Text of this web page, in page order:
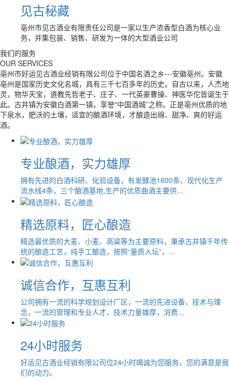
见古秘藏
亳州市见古酒业有限责任公司是一家以生产浓香型白酒为核心业
务，并集包装、销售、研发为一体的大型酒业公司
我们的服务
OUR SERVICES
亳州市好运见古酒业经销有限公司位于中国名酒之乡---安徽亳州。安徽
亳州是国家历史文化名城，具有三千七百多年的历史。自古以来，人杰地
灵，物华天宝，道教先哲老子、庄子、一代英豪曹操、神医华佗皆诞生于
此。古井镇为安徽白酒第一镇，享誉“中国酒城”之称。正是亳州优质的地
下泉水，肥沃的土壤，适宜的酿酒环境，才酿造出绵、甜净、爽的好运
酒。
专业酿酒，实力雄厚
拥有先进的白酒科研、化验设备，有发酵池1600条、现代化生产
流水线4条，三个酿酒基地,生产的优质曲酒主要供...
精选原料，匠心酿造
精选最优质的大麦、小麦、高粱等为主要原料，秉承古井镇千年传
统的酿造工艺，纯手工酿造，按照“量质入坛”，...
诚信合作，互惠互利
公司拥有一流的科学规划设计厂区，一流的先进设备、技术与理
念，一流的管理和专业人才，技术力量雄厚，消费...
24小时服务
好运见古酒业经销有限公司位24小时竭诚为您服务，您的满意是我
们的动力。